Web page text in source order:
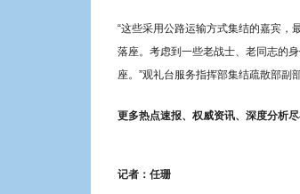
“这些采用公路运输方式集结的嘉宾，
落座。考虑到一些老战士、老同志的
座。”观礼台服务指挥部集结疏散部副
更多热点速报、权威资讯、深度分析
记者：任珊